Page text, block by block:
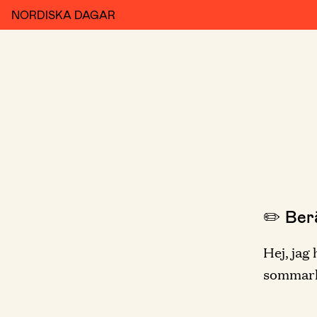
NORDISKA DAGAR
✏️
Hej, jag